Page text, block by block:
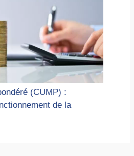
(CUMP) :
de la